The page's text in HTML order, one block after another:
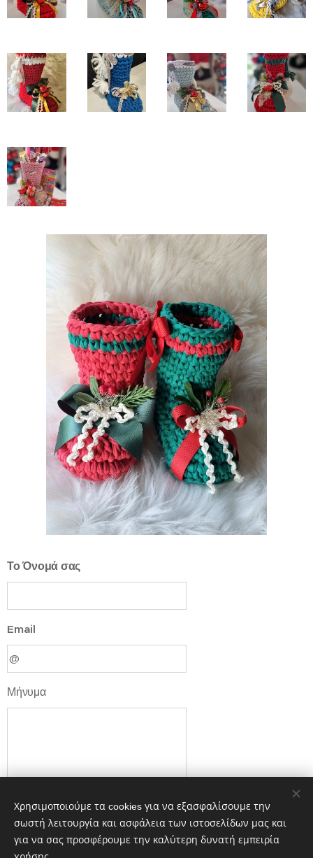
Το Όνομά σας
Email
Μήνυμα
Υποβολή
Χρησιμοποιούμε τα cookies για να εξασφαλίσουμε την
σωστή λειτουργία και ασφάλεια των ιστοσελίδων μας και
για να σας προσφέρουμε την καλύτερη δυνατή εμπειρία